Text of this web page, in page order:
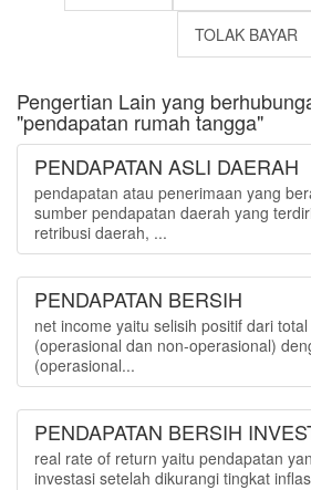
TOLAK BAYAR
Pengertian Lain yang
"pendapatan rumah tangga"
PENDAPATAN ASLI DAERAH
pendapatan atau penerimaan yang
sumber pendapatan daerah yang
retribusi daerah, ...
PENDAPATAN BERSIH
net income yaitu selisih positif dari
(operasional dan non-operasional)
(operasional...
PENDAPATAN BERSIH
real rate of return yaitu pendapatan
investasi setelah dikurangi tingkat